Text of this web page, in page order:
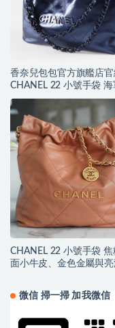
香奈兒包包官方旗艦店官
CHANEL 22 小號手袋 海
牛皮與藍色金屬
CHANEL 22 小號手袋 焦
面小牛皮、金色金屬與亮
微信 掃一掃 加我微信